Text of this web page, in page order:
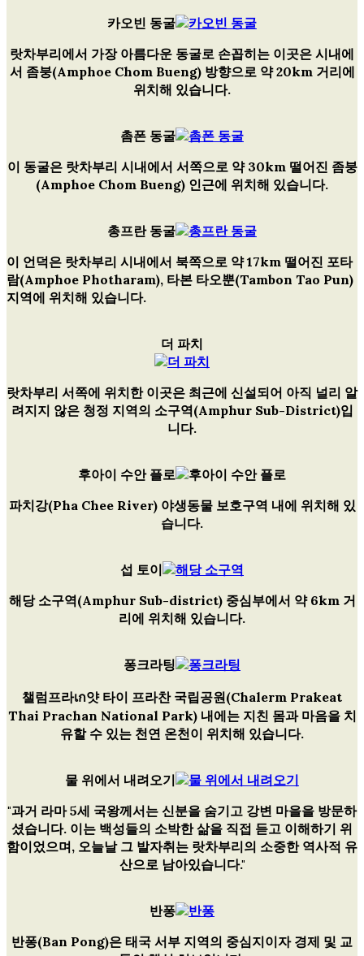
카오빈 동굴
랏차부리에서 가장 아름다운 동굴로 손꼽히는 이곳은 시내에
서 좀붕(Amphoe Chom Bueng) 방향으로 약 20km 거리에
위치해 있습니다.
촘폰 동굴
이 동굴은 랏차부리 시내에서 서쪽으로 약 30km 떨어진 좀붕
(Amphoe Chom Bueng) 인근에 위치해 있습니다.
총프란 동굴
이 언덕은 랏차부리 시내에서 북쪽으로 약 17km 떨어진 포타
람(Amphoe Photharam), 타본 타오뿐(Tambon Tao Pun)
지역에 위치해 있습니다.
더 파치
랏차부리 서쪽에 위치한 이곳은 최근에 신설되어 아직 널리 알
려지지 않은 청정 지역의 소구역(Amphur Sub-District)입
니다.
후아이 수안 플로
파치강(Pha Chee River) 야생동물 보호구역 내에 위치해 있
습니다.
섭 토이
해당 소구역(Amphur Sub-district) 중심부에서 약 6km 거
리에 위치해 있습니다.
퐁크라팅
챌럼프라เก얏 타이 프라찬 국립공원(Chalerm Prakeat
Thai Prachan National Park) 내에는 지친 몸과 마음을 치
유할 수 있는 천연 온천이 위치해 있습니다.
물 위에서 내려오기
"과거 라마 5세 국왕께서는 신분을 숨기고 강변 마을을 방문하
셨습니다. 이는 백성들의 소박한 삶을 직접 듣고 이해하기 위
함이었으며, 오늘날 그 발자취는 랏차부리의 소중한 역사적 유
산으로 남아있습니다."
반퐁
반퐁(Ban Pong)은 태국 서부 지역의 중심지이자 경제 및 교